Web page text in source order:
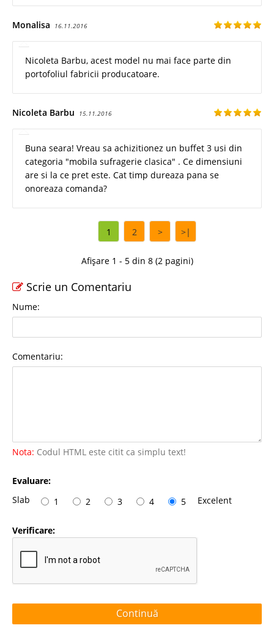
Monalisa 16.11.2016
Nicoleta Barbu, acest model nu mai face parte din
portofoliul fabricii producatoare.
Nicoleta Barbu 15.11.2016
Buna seara! Vreau sa achizitionez un buffet 3 usi din
categoria "mobila sufragerie clasica" . Ce dimensiuni
are si la ce pret este. Cat timp dureaza pana se
onoreaza comanda?
1 2 > >|
Afișare 1 - 5 din 8 (2 pagini)
Scrie un Comentariu
Nume:
Comentariu:
Nota: Codul HTML este citit ca simplu text!
Evaluare:
Slab
1 2 3 4 5 Excelent
Verificare:
Continuă